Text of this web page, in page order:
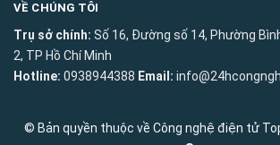
VỀ CHÚNG TÔI
Trụ sở chính: Số 16, Đường số 14, Phường
2, TP Hồ Chí Minh
Hotline: 0938944388 Email:
© Bản quyền thuộc về Công nghệ điện tử